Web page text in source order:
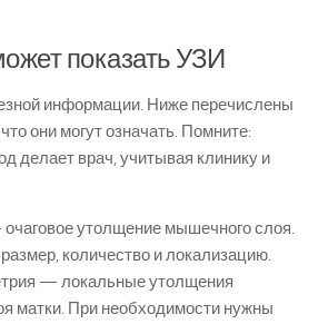
показать УЗИ
информации. Ниже перечислены
они могут означать. Помните:
делает врач, учитывая клинику и
утолщение мышечного слоя.
количество и локализацию.
— локальные утолщения
матки. При необходимости нужны